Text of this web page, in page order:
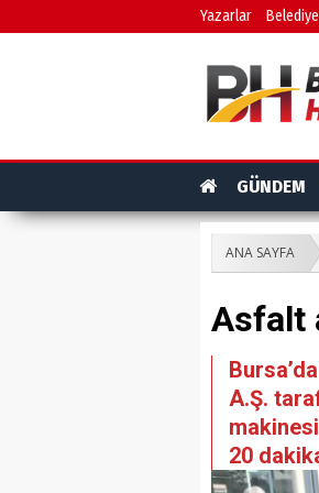
Yazarlar
GÜNDEM
ANA SAYFA
Asfalt
A.Ş.
20